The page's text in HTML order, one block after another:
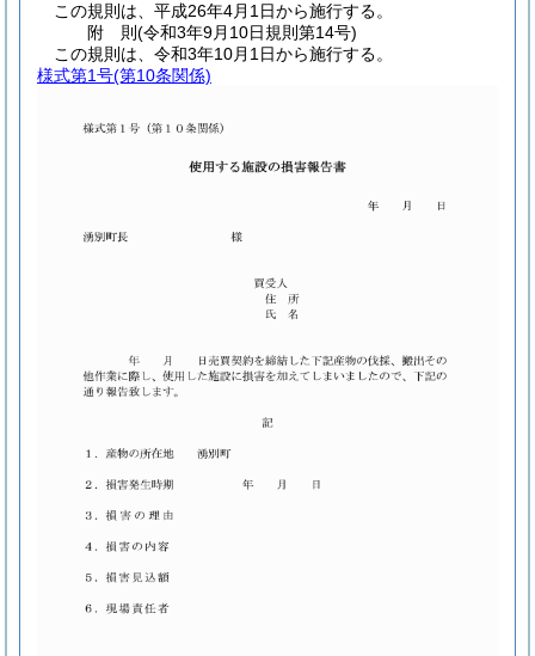
この規則は、平成26年4月1日から施行する。
附 則(令和3年9月10日規則第14号)
この規則は、令和3年10月1日から施行する。
様式第1号(第10条関係)